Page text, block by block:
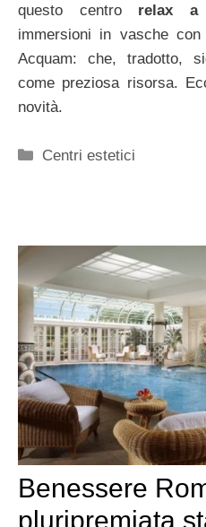
questo centro relax a
immersioni in vasche
Acquam: che, tradotto,
come preziosa risorsa.
novità.
Categorie
Centri estetici
Benessere
pluripremiata